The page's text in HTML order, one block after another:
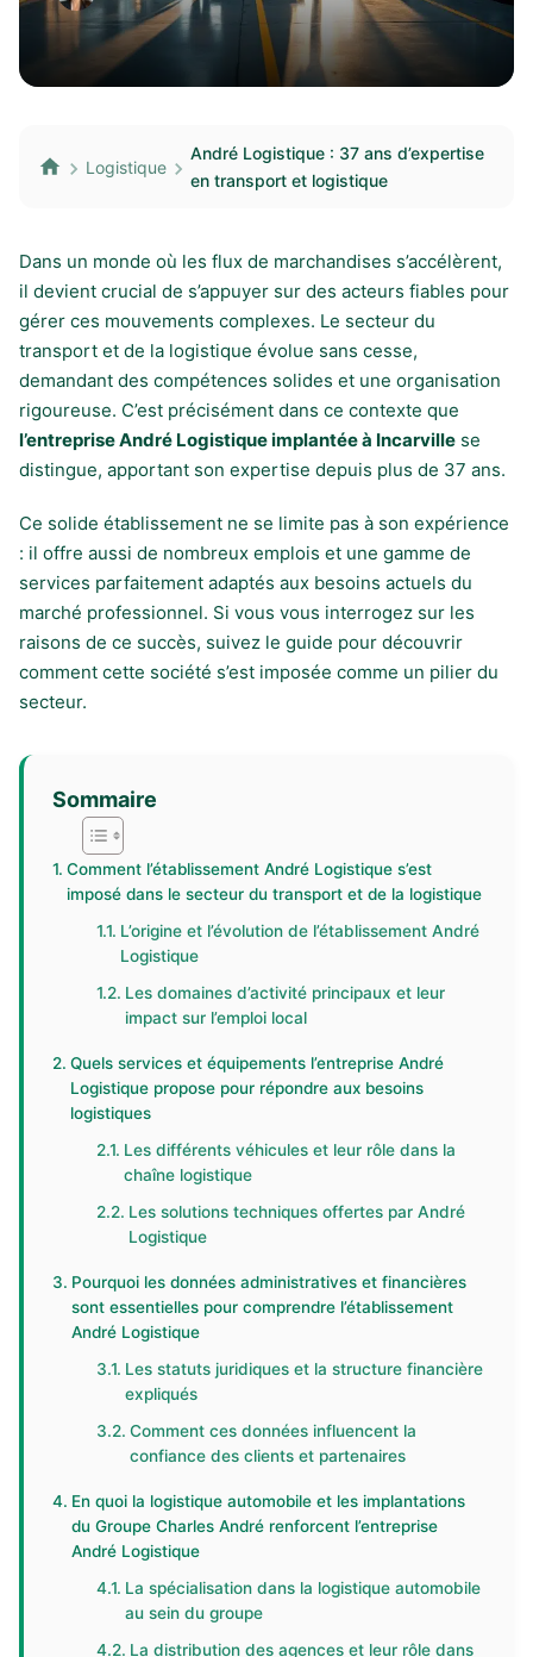
Logistique
André Logistique : 37 ans d’expertise
en transport et logistique
Dans un monde où les flux de marchandises s’accélèrent,
il devient crucial de s’appuyer sur des acteurs fiables pour
gérer ces mouvements complexes. Le secteur du
transport et de la logistique évolue sans cesse,
demandant des compétences solides et une organisation
rigoureuse. C’est précisément dans ce contexte que
l’entreprise André Logistique implantée à Incarville se
distingue, apportant son expertise depuis plus de 37 ans.
Ce solide établissement ne se limite pas à son expérience
: il offre aussi de nombreux emplois et une gamme de
services parfaitement adaptés aux besoins actuels du
marché professionnel. Si vous vous interrogez sur les
raisons de ce succès, suivez le guide pour découvrir
comment cette société s’est imposée comme un pilier du
secteur.
Sommaire
Comment l’établissement André Logistique s’est
imposé dans le secteur du transport et de la logistique
L’origine et l’évolution de l’établissement André
Logistique
Les domaines d’activité principaux et leur
impact sur l’emploi local
Quels services et équipements l’entreprise André
Logistique propose pour répondre aux besoins
logistiques
Les différents véhicules et leur rôle dans la
chaîne logistique
Les solutions techniques offertes par André
Logistique
Pourquoi les données administratives et financières
sont essentielles pour comprendre l’établissement
André Logistique
Les statuts juridiques et la structure financière
expliqués
Comment ces données influencent la
confiance des clients et partenaires
En quoi la logistique automobile et les implantations
du Groupe Charles André renforcent l’entreprise
André Logistique
La spécialisation dans la logistique automobile
au sein du groupe
La distribution des agences et leur rôle dans